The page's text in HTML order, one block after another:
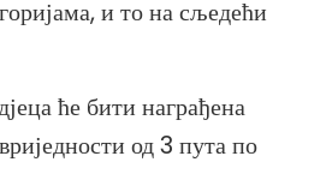
и то на сљедећи
ће бити награђена
од 3 пута по